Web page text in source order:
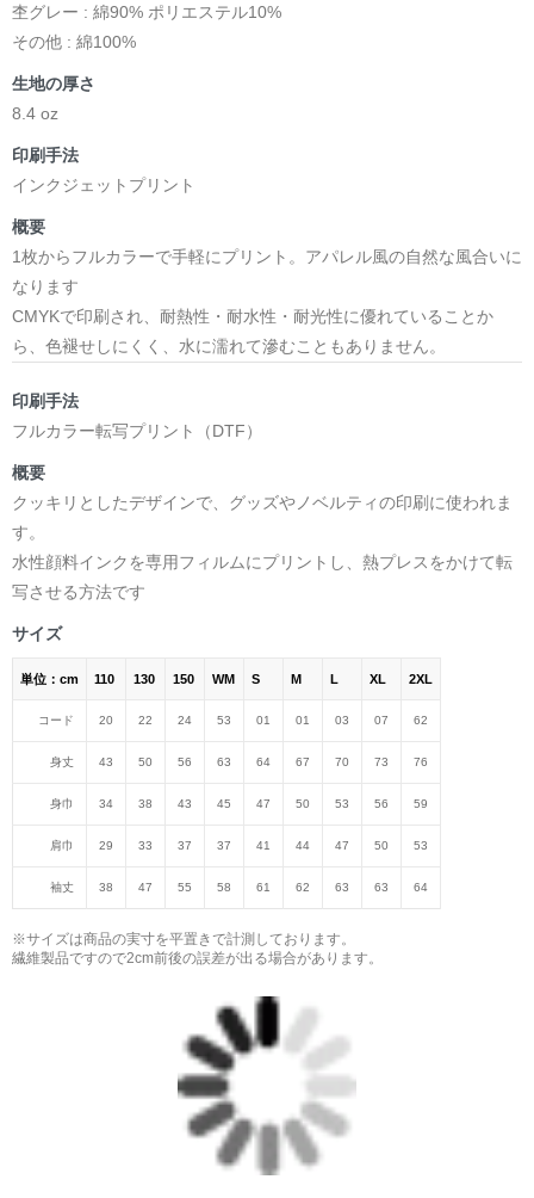
杢グレー : 綿90% ポリエステル10%
その他 : 綿100%
生地の厚さ
8.4 oz
印刷手法
インクジェットプリント
概要
1枚からフルカラーで手軽にプリント。アパレル風の自然な風合いに
なります
CMYKで印刷され、耐熱性・耐水性・耐光性に優れていることか
ら、色褪せしにくく、水に濡れて滲むこともありません。
印刷手法
フルカラー転写プリント（DTF）
概要
クッキリとしたデザインで、グッズやノベルティの印刷に使われま
す。
水性顔料インクを専用フィルムにプリントし、熱プレスをかけて転
写させる方法です
サイズ
単位：cm 110 130 150 WM S M L XL 2XL
コード 20 22 24 53 01 01 03 07 62
身丈 43 50 56 63 64 67 70 73 76
身巾 34 38 43 45 47 50 53 56 59
肩巾 29 33 37 37 41 44 47 50 53
袖丈 38 47 55 58 61 62 63 63 64
※サイズは商品の実寸を平置きで計測しております。
繊維製品ですので2cm前後の誤差が出る場合があります。